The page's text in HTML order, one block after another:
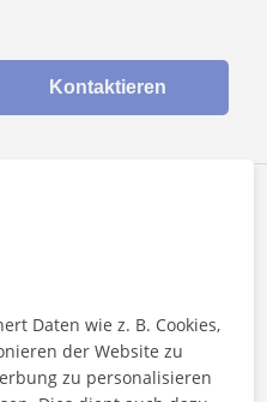
Kontaktieren
Daten wie z. B. Cookies,
der Website zu
zu personalisieren